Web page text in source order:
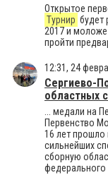
Открытое
Турнир будет
2017 и моложе
пройти
12:31, 24
Сергиево-
областных
... медали на
Первенство
16 лет прошло
сильнейших
сборную
федерального ...